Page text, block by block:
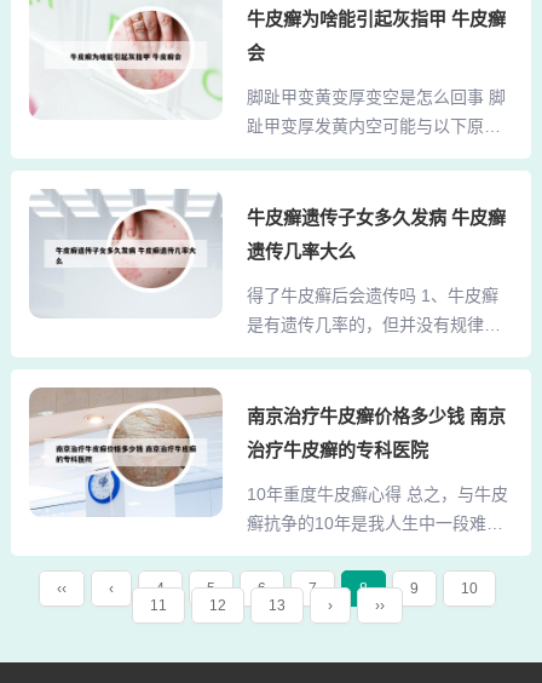
物，以下为常用药物类型及代表药
物： 非甾体类抗炎药此类药物通过
用，适用于轻中度关节肿痛。代表
药物包括酮基布洛芬片、双氯芬
酸...
生。中强效激素药膏：对于较顽固
的皮损，可以选择中强效激素药膏
肤性药物：如凡士林、橄榄油、甘
油等，主要作用是保护皮肤，减少
外界刺激。2、外用药物治疗：常用
剂以及卡泊三醇倍他米松凝胶。重
度头皮银屑病：剃短头发：为方便
剃短。植物油包封疗法：晚上睡觉
前用植物油涂抹头皮皮损...
牛皮癣为啥能引起灰指甲 牛皮癣
会
脚趾甲变黄变厚变空是怎么回事 脚
趾甲变厚发黄内空可能与以下原因
有关：长期挤压或摩擦脚趾甲长期
脚的鞋子）或反复摩擦，可能导致
甲板结构受损。这种物理刺激会干
及甲床分离（内空）现象。脚趾甲
变黄、变厚、变空可能是由以下原
因引起，需结合医学检查明确病因
甲）这是最常见的原因，由皮肤癣
菌等真菌侵入甲板或甲下引起。典
甲板与甲床分离形成空洞，可能伴
随瘙痒、脱屑或异味。脚趾甲变...
牛皮癣遗传子女多久发病 牛皮癣
遗传几率大么
得了牛皮癣后会遗传吗 1、牛皮癣
是有遗传几率的，但并没有规律，
是一种多基因遗传。应该说牛皮癣
般人大，当然并不是说一定会患
病。这样的人应该更加注意牛皮癣
该尽量避免牛皮癣的诱发因素发
生，并且使小孩养成良好的生活习
惯，这样孩子的发病几率就会降低
很多。2、遗传因素：牛皮癣具有明
显的家族遗传倾向。若父母中一方
南京治疗牛皮癣价格多少钱 南京
治疗牛皮癣的专科医院
10年重度牛皮癣心得 总之，与牛皮
癣抗争的10年是我人生中一段难忘
的经历。虽然过程艰辛，但收获却
无比宝贵。这段经历让我更加珍惜
生命、热爱生活，也让我学会了如
来的日子里，我会以更加坚定的步
‹‹ ‹ 4 5 6 7 8 9
10
11
12 13 › ››